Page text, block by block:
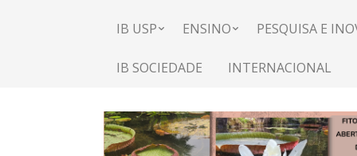
IB USP ENSINO PESQUISA E
IB SOCIEDADE INTERNACIONAL